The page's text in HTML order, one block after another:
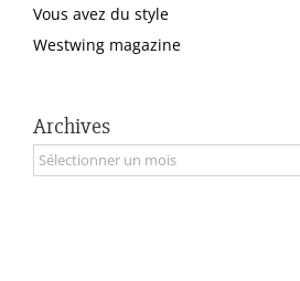
Vous avez du style
Westwing magazine
Archives
Archives